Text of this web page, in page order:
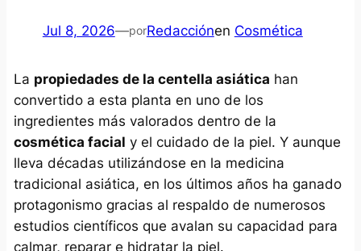
Jul 8, 2026—porRedacciónen Cosmética
La propiedades de la centella asiática han
convertido a esta planta en uno de los
ingredientes más valorados dentro de la
cosmética facial y el cuidado de la piel. Y aunque
lleva décadas utilizándose en la medicina
tradicional asiática, en los últimos años ha ganado
protagonismo gracias al respaldo de numerosos
estudios científicos que avalan su capacidad para
calmar, reparar e hidratar la piel.